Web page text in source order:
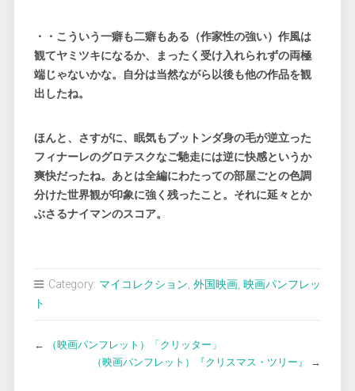
・・こういう一癖も二癖もある（作家性の強い）作風は
観てヤミツキになるか、まったく受け入れられずの両極
端じゃないかな。自分は当然ながら以後も他の作品を観
出したね。
ほんと、さすがに、眠気もブットンダ身の毛が逆立った
フィナーレのグロテスクなご馳走には逆に快感というか
爽快だったね。あとは全編にわたっての部屋ごとの色調
分けた世界観が印象に強く残ったこと。それに延々とか
ぶさるナイマンのスコア。
Category: マイコレクション, 外国映画, 映画パンフレッ
ト
←
（映画パンフレット）「クリッター」
（映画パンフレット）『クリスマス・ツリー』
→